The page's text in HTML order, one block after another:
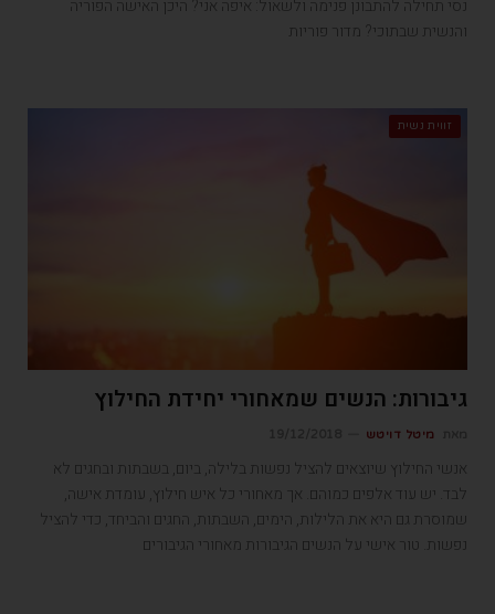
נסי תחילה להתבונן פנימה ולשאול: איפה אני? היכן האישה הפוריה
והנשית שבתוכי? מדור פוריות
זווית נשית
גיבורות: הנשים שמאחורי יחידת החילוץ
מיטל דויטש
אנשי החילוץ שיוצאים להציל נפשות בלילה, ביום, בשבתות ובחגים לא
לבד. יש עוד אלפים כמוהם. אך מאחורי כל איש חילוץ, עומדת אישה,
שמוסרת גם היא את הלילות, הימים, השבתות, החגים והביחד, כדי להציל
נפשות. טור אישי על הנשים הגיבורות מאחורי הגיבורים